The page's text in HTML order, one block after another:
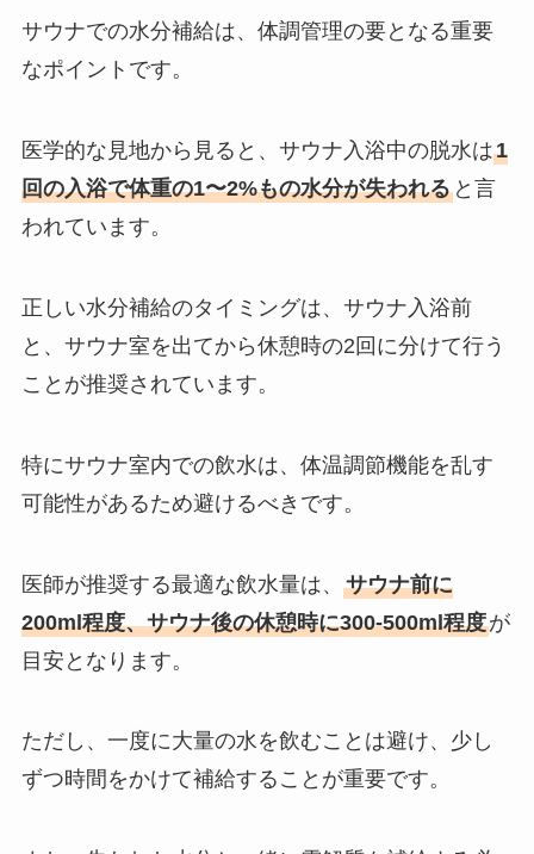
サウナでの水分補給は、体調管理の要となる重要
なポイントです。
医学的な見地から見ると、サウナ入浴中の脱水は1
回の入浴で体重の1〜2%もの水分が失われると言
われています。
正しい水分補給のタイミングは、サウナ入浴前
と、サウナ室を出てから休憩時の2回に分けて行う
ことが推奨されています。
特にサウナ室内での飲水は、体温調節機能を乱す
可能性があるため避けるべきです。
医師が推奨する最適な飲水量は、 サウナ前に
200ml程度、サウナ後の休憩時に300-500ml程度が
目安となります。
ただし、一度に大量の水を飲むことは避け、少し
ずつ時間をかけて補給することが重要です。